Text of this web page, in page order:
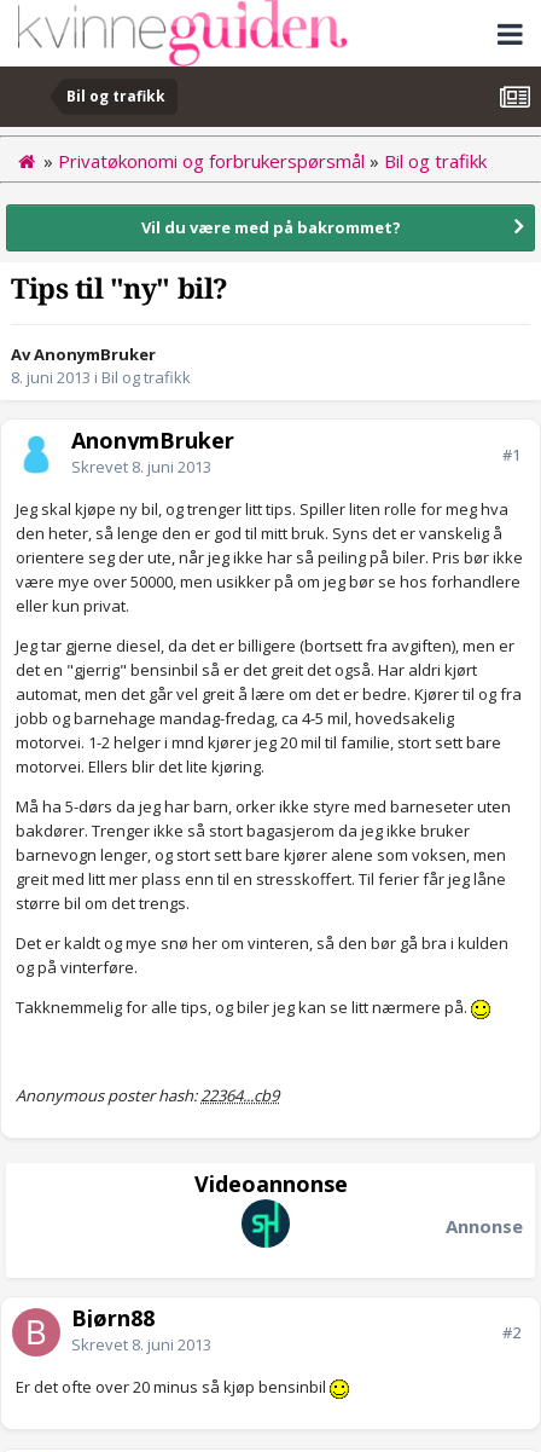
Bil og trafikk
» Privatøkonomi og forbrukerspørsmål » Bil og trafikk
Vil du være med på bakrommet?
Tips til "ny" bil?
Av AnonymBruker
8. juni 2013 i Bil og trafikk
AnonymBruker
Skrevet 8. juni 2013
#1
Jeg skal kjøpe ny bil, og trenger litt tips. Spiller liten rolle for meg hva
den heter, så lenge den er god til mitt bruk. Syns det er vanskelig å
orientere seg der ute, når jeg ikke har så peiling på biler. Pris bør ikke
være mye over 50000, men usikker på om jeg bør se hos forhandlere
eller kun privat.
Jeg tar gjerne diesel, da det er billigere (bortsett fra avgiften), men er
det en "gjerrig" bensinbil så er det greit det også. Har aldri kjørt
automat, men det går vel greit å lære om det er bedre. Kjører til og fra
jobb og barnehage mandag-fredag, ca 4-5 mil, hovedsakelig
motorvei. 1-2 helger i mnd kjører jeg 20 mil til familie, stort sett bare
motorvei. Ellers blir det lite kjøring.
Må ha 5-dørs da jeg har barn, orker ikke styre med barneseter uten
bakdører. Trenger ikke så stort bagasjerom da jeg ikke bruker
barnevogn lenger, og stort sett bare kjører alene som voksen, men
greit med litt mer plass enn til en stresskoffert. Til ferier får jeg låne
større bil om det trengs.
Det er kaldt og mye snø her om vinteren, så den bør gå bra i kulden
og på vinterføre.
Takknemmelig for alle tips, og biler jeg kan se litt nærmere på.
Anonymous poster hash:22364...cb9
Videoannonse
Annonse
Bjørn88
Skrevet 8. juni 2013
#2
Er det ofte over 20 minus så kjøp bensinbil